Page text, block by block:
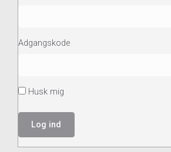
Adgangskode
Husk mig